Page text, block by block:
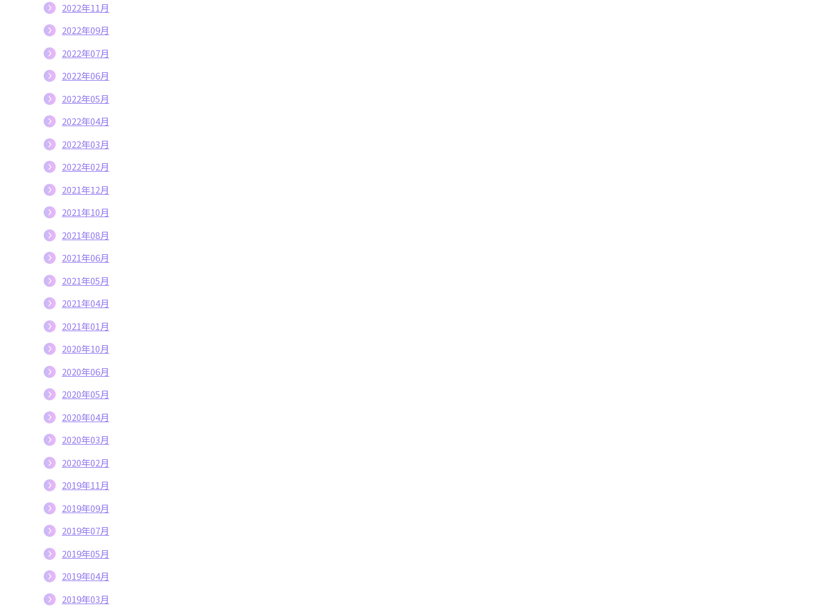
2022年11月
2022年09月
2022年07月
2022年06月
2022年05月
2022年04月
2022年03月
2022年02月
2021年12月
2021年10月
2021年08月
2021年06月
2021年05月
2021年04月
2021年01月
2020年10月
2020年06月
2020年05月
2020年04月
2020年03月
2020年02月
2019年11月
2019年09月
2019年07月
2019年05月
2019年04月
2019年03月